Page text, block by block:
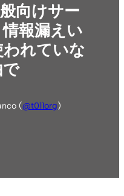
向けサー
報漏えい
れていな
(@t011org)